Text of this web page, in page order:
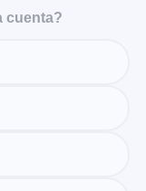
cuenta?